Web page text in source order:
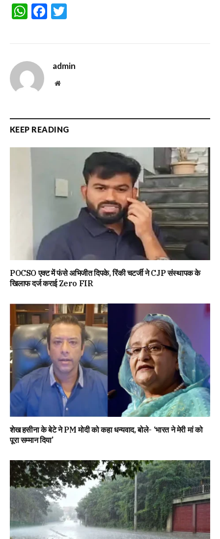
WhatsApp
Facebook
admin
Website
KEEP READING
POCSO एक्ट में फंसे अभिजीत दिपके, रिंकी चटर्जी ने CJP संस्थापक के
खिलाफ दर्ज कराई Zero FIR
शेख हसीना के बेटे ने PM मोदी को कहा धन्यवाद, बोले- ‘भारत ने मेरी मां को
पूरा सम्मान दिया’